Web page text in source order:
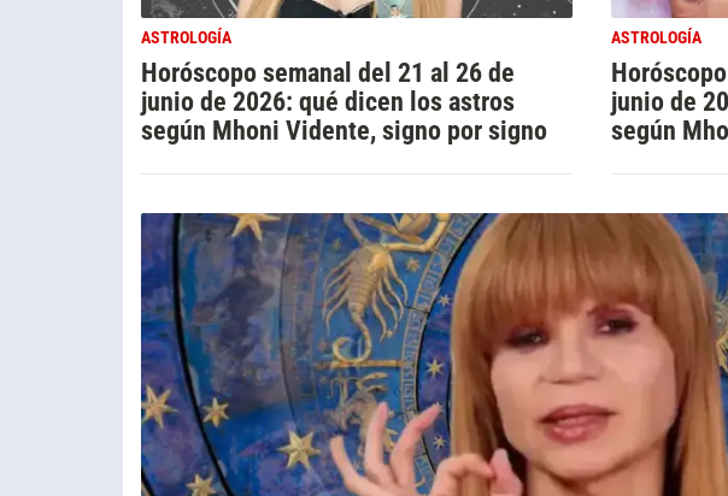
ASTROLOGÍA
Horóscopo semanal del 21 al 26 de
junio de 2026: qué dicen los astros
según Mhoni Vidente, signo por signo
ASTROLOGÍA
junio de
según